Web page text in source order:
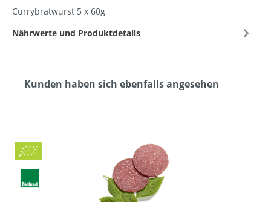
Currybratwurst 5 x 60g
Nährwerte und Produktdetails
Kunden haben sich ebenfalls angesehen
Bio
BLa